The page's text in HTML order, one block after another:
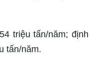
triệu tấn/năm; định
tấn/năm.